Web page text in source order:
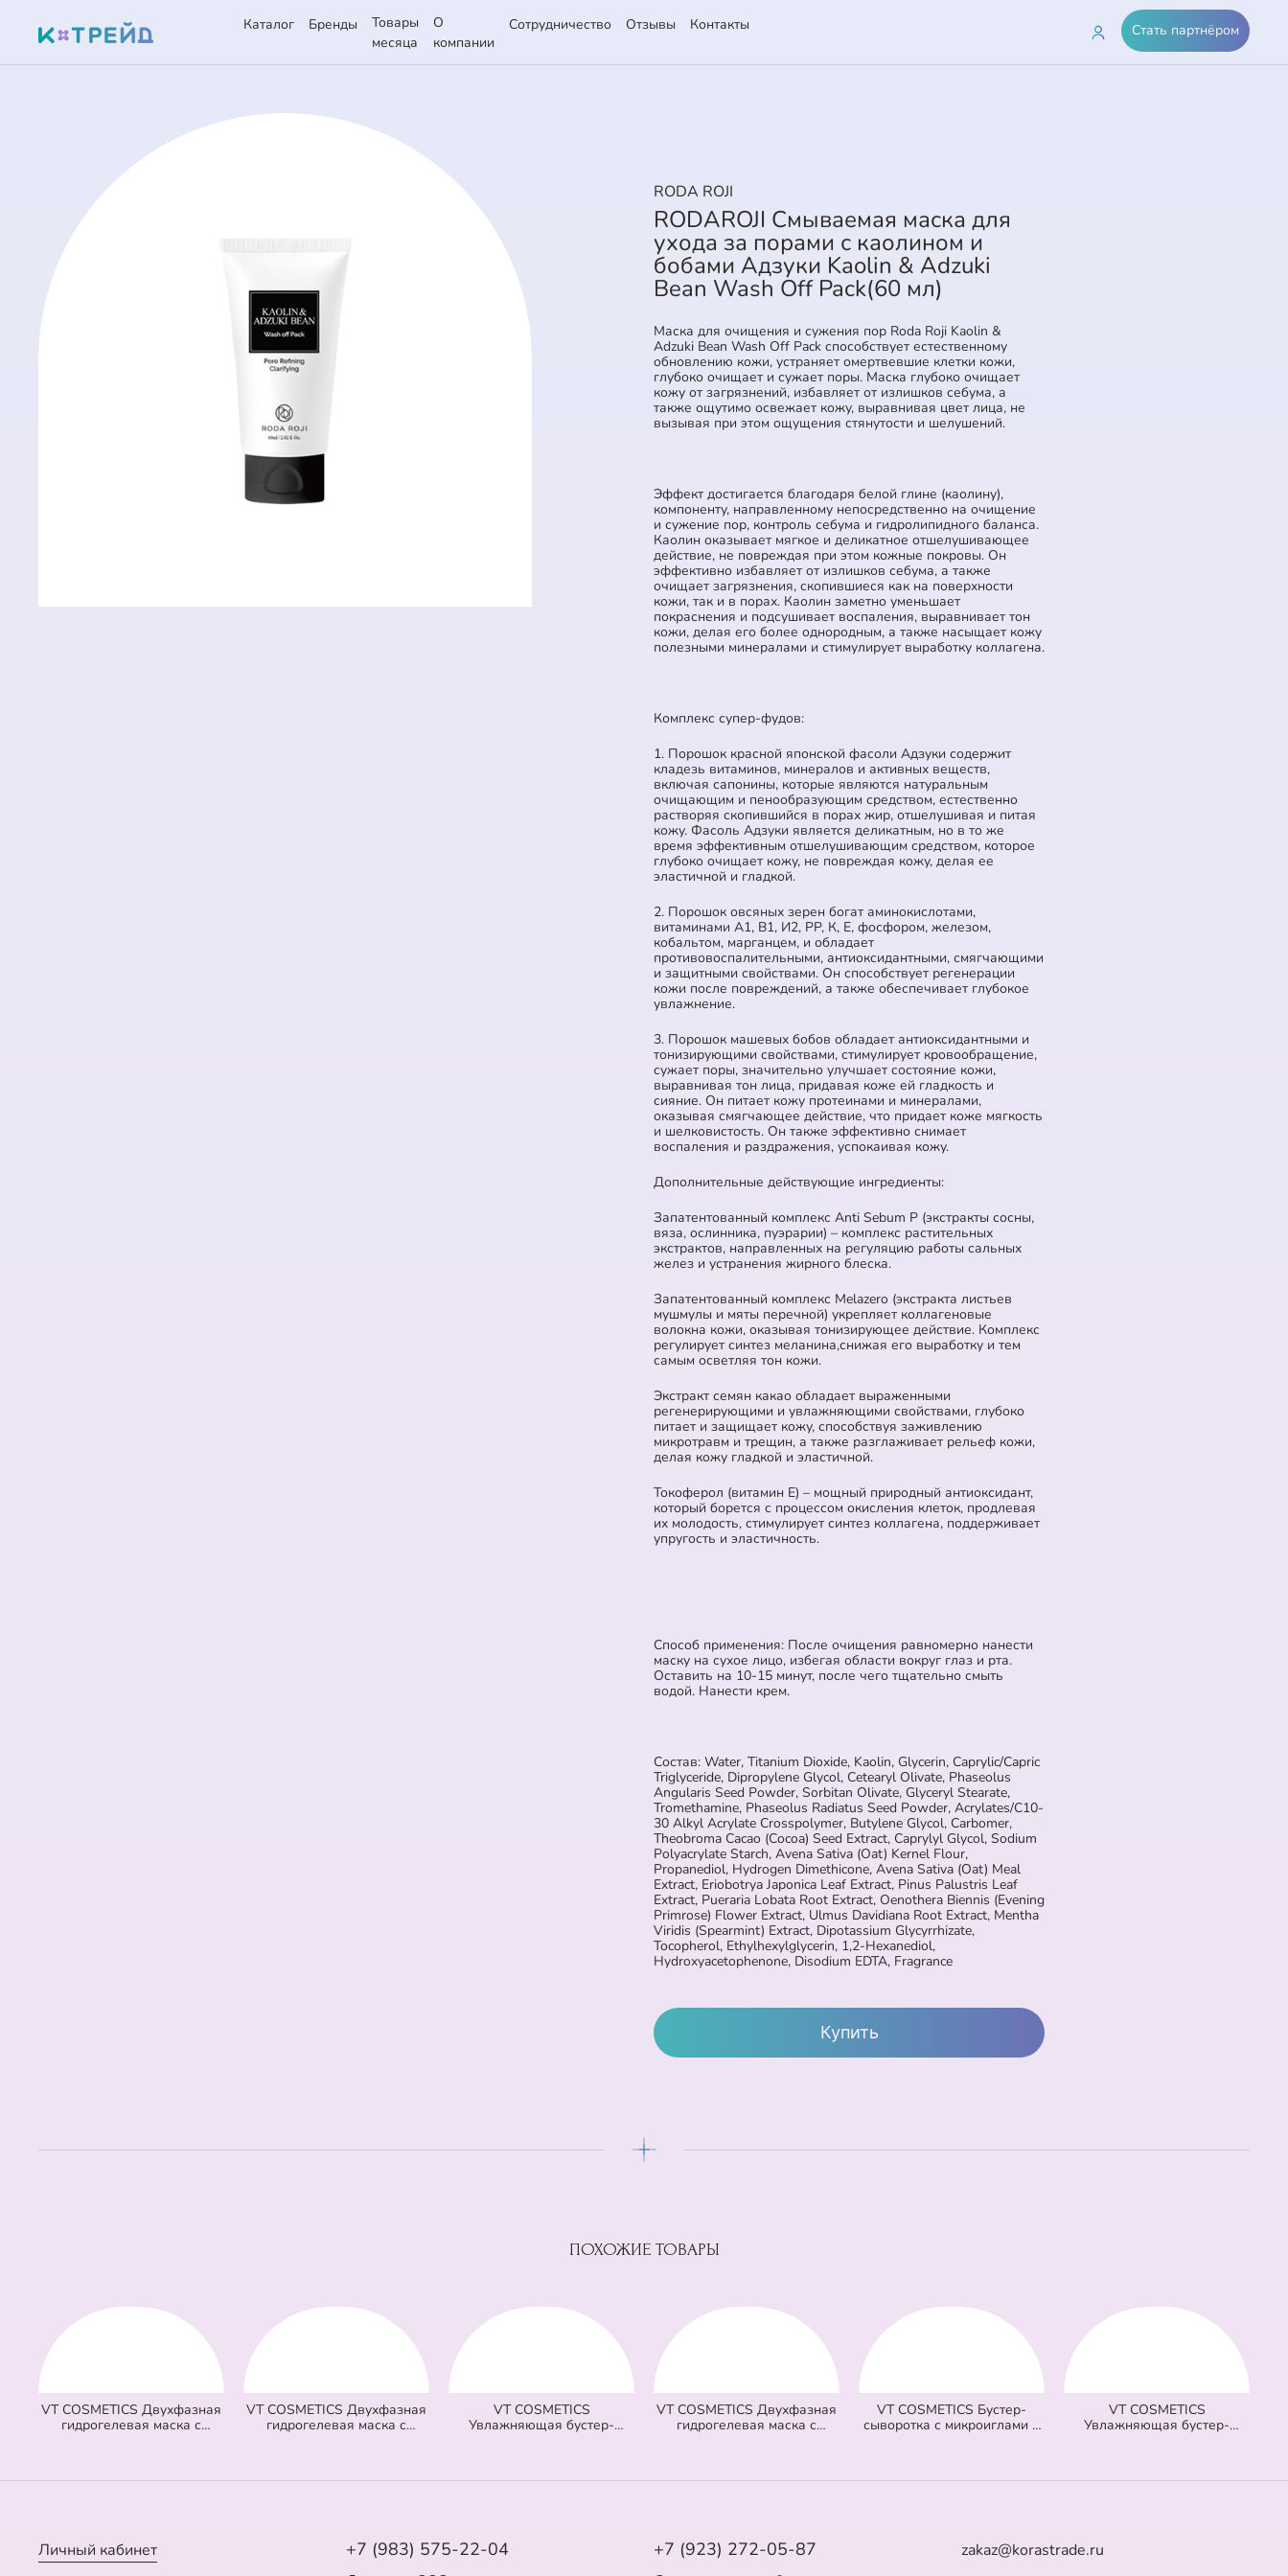
Каталог Бренды
Товары
месяца
О
компании
Сотрудничество Отзывы Контакты Стать партнёром
RODA ROJI
RODAROJI Cмываемая маска для
ухода за порами с каолином и
бобами Адзуки Kaolin & Adzuki
Bean Wash Off Pack(60 мл)
Маска для очищения и сужения пор Roda Roji Kaolin &
Adzuki Bean Wash Off Pack способствует естественному
обновлению кожи, устраняет омертвевшие клетки кожи,
глубоко очищает и сужает поры. Маска глубоко очищает
кожу от загрязнений, избавляет от излишков себума, а
также ощутимо освежает кожу, выравнивая цвет лица, не
вызывая при этом ощущения стянутости и шелушений.
Эффект достигается благодаря белой глине (каолину),
компоненту, направленному непосредственно на очищение
и сужение пор, контроль себума и гидролипидного баланса.
Каолин оказывает мягкое и деликатное отшелушивающее
действие, не повреждая при этом кожные покровы. Он
эффективно избавляет от излишков себума, а также
очищает загрязнения, скопившиеся как на поверхности
кожи, так и в порах. Каолин заметно уменьшает
покраснения и подсушивает воспаления, выравнивает тон
кожи, делая его более однородным, а также насыщает кожу
полезными минералами и стимулирует выработку коллагена.
Комплекс супер-фудов:
1. Порошок красной японской фасоли Адзуки содержит
кладезь витаминов, минералов и активных веществ,
включая сапонины, которые являются натуральным
очищающим и пенообразующим средством, естественно
растворяя скопившийся в порах жир, отшелушивая и питая
кожу. Фасоль Адзуки является деликатным, но в то же
время эффективным отшелушивающим средством, которое
глубоко очищает кожу, не повреждая кожу, делая ее
эластичной и гладкой.
2. Порошок овсяных зерен богат аминокислотами,
витаминами А1, В1, И2, РР, К, Е, фосфором, железом,
кобальтом, марганцем, и обладает
противовоспалительными, антиоксидантными, смягчающими
и защитными свойствами. Он способствует регенерации
кожи после повреждений, а также обеспечивает глубокое
увлажнение.
3. Порошок машевых бобов обладает антиоксидантными и
тонизирующими свойствами, стимулирует кровообращение,
сужает поры, значительно улучшает состояние кожи,
выравнивая тон лица, придавая коже ей гладкость и
сияние. Он питает кожу протеинами и минералами,
оказывая смягчающее действие, что придает коже мягкость
и шелковистость. Он также эффективно снимает
воспаления и раздражения, успокаивая кожу.
Дополнительные действующие ингредиенты:
Запатентованный комплекс Anti Sebum P (экстракты сосны,
вяза, ослинника, пуэрарии) – комплекс растительных
экстрактов, направленных на регуляцию работы сальных
желез и устранения жирного блеска.
Запатентованный комплекс Melazero (экстракта листьев
мушмулы и мяты перечной) укрепляет коллагеновые
волокна кожи, оказывая тонизирующее действие. Комплекс
регулирует синтез меланина,снижая его выработку и тем
самым осветляя тон кожи.
Экстракт семян какао обладает выраженными
регенерирующими и увлажняющими свойствами, глубоко
питает и защищает кожу, способствуя заживлению
микротравм и трещин, а также разглаживает рельеф кожи,
делая кожу гладкой и эластичной.
Токоферол (витамин Е) – мощный природный антиоксидант,
который борется с процессом окисления клеток, продлевая
их молодость, стимулирует синтез коллагена, поддерживает
упругость и эластичность.
Способ применения: После очищения равномерно нанести
маску на сухое лицо, избегая области вокруг глаз и рта.
Оставить на 10-15 минут, после чего тщательно смыть
водой. Нанести крем.
Состав: Water, Titanium Dioxide, Kaolin, Glycerin, Caprylic/Capric
Triglyceride, Dipropylene Glycol, Cetearyl Olivate, Phaseolus
Angularis Seed Powder, Sorbitan Olivate, Glyceryl Stearate,
Tromethamine, Phaseolus Radiatus Seed Powder, Acrylates/C10-
30 Alkyl Acrylate Crosspolymer, Butylene Glycol, Carbomer,
Theobroma Cacao (Cocoa) Seed Extract, Caprylyl Glycol, Sodium
Polyacrylate Starch, Avena Sativa (Oat) Kernel Flour,
Propanediol, Hydrogen Dimethicone, Avena Sativa (Oat) Meal
Extract, Eriobotrya Japonica Leaf Extract, Pinus Palustris Leaf
Extract, Pueraria Lobata Root Extract, Oenothera Biennis (Evening
Primrose) Flower Extract, Ulmus Davidiana Root Extract, Mentha
Viridis (Spearmint) Extract, Dipotassium Glycyrrhizate,
Tocopherol, Ethylhexylglycerin, 1,2-Hexanediol,
Hydroxyacetophenone, Disodium EDTA, Fragrance
Купить
ПОХОЖИЕ ТОВАРЫ
VT COSMETICS Двухфазная
гидрогелевая маска с
(оранжевая) (33 гр + 1,5 гр)
VT COSMETICS Двухфазная
гидрогелевая маска с
зеленая) (33 гр + 1,5 гр)
VT COSMETICS
Увлажняющая бустер-
VT COSMETICS Двухфазная
гидрогелевая маска с
VT COSMETICS Бустер-
сыворотка с микроиглами и
VT COSMETICS
Увлажняющая бустер-
Личный кабинет +7 (983) 575-22-04 +7 (923) 272-05-87 zakaz@korastrade.ru